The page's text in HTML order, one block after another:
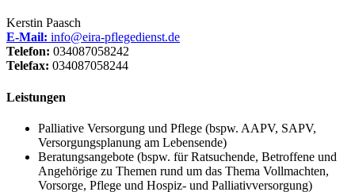
Kerstin Paasch
E-Mail: info@eira-pflegedienst.de
Telefon: 034087058242
Telefax: 034087058244
Leistungen
Palliative Versorgung und Pflege (bspw. AAPV, SAPV,
Versorgungsplanung am Lebensende)
Beratungsangebote (bspw. für Ratsuchende, Betroffene und
Angehörige zu Themen rund um das Thema Vollmachten,
Vorsorge, Pflege und Hospiz- und Palliativversorgung)